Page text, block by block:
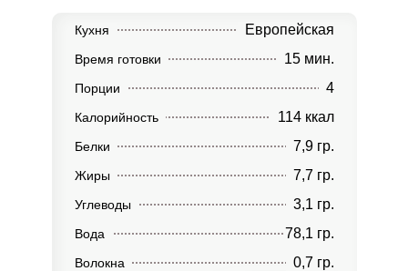
Кухня Европейская
Время готовки 15 мин.
Порции 4
Калорийность 114 ккал
Белки 7,9 гр.
Жиры 7,7 гр.
Углеводы 3,1 гр.
Вода 78,1 гр.
Волокна 0,7 гр.